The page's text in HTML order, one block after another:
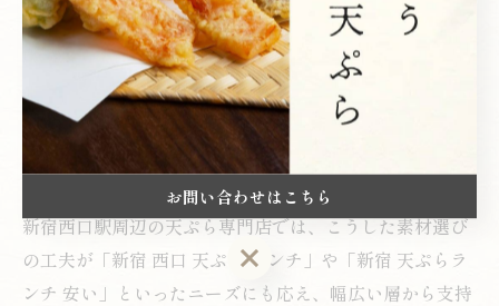
カリフラワー、ズッキーニといった西洋野菜や、地域限
定のブランド魚介などがラインナップに登場。さらに、
揚げ油も胡麻油や米油を独自にブレンドし、軽やかで香
ばしい仕上がりを追求する動きが見られます。これによ
り、従来の天ぷらのイメージを覆す新たな味わいが提供
されています。
新宿西口駅周辺の天ぷら専門店では、こうした素材選び
の工夫が「新宿 西口 天ぷら ランチ」や「新宿 天ぷらラ
ンチ 安い」といったニーズにも応え、幅広い層から支持
お問い合わせはこちら
お問い合わせはこちら